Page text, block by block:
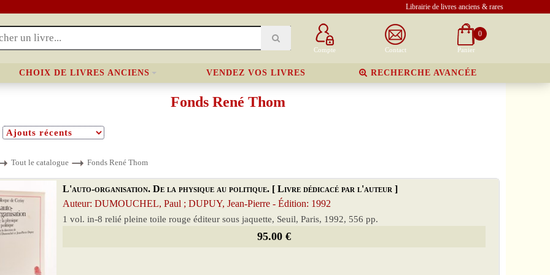
Librairie de livres anciens & rares
Compte Contact
0
Panier
CHOIX DE LIVRES ANCIENS VENDEZ VOS LIVRES RECHERCHE AVANCÉE
Fonds René Thom
Tout le catalogue Fonds René Thom
L'auto-organisation. De la physique au politique. [ Livre dédicacé par l'auteur ]
Auteur: DUMOUCHEL, Paul ; DUPUY, Jean-Pierre - Édition: 1992
1 vol. in-8 relié pleine toile rouge éditeur sous jaquette, Seuil, Paris, 1992, 556 pp.
95.00 €